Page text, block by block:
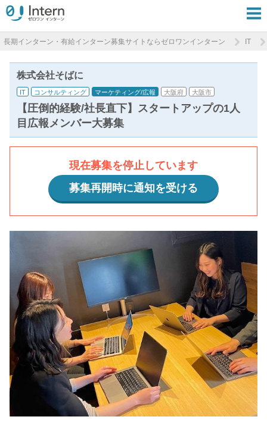
長期インターン・有給インターン募集サイトならゼロワンインターン IT
株式会社そばに
IT コンサルティング マーケティング/広報 大阪府 大阪市
【圧倒的経験/社長直下】スタートアップの1人
目広報メンバー大募集
現在募集を停止しています
募集再開時に通知を受ける